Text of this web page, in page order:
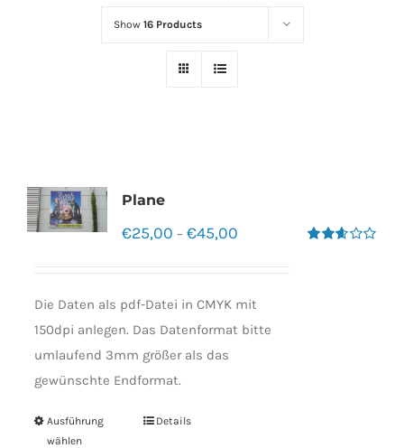
Show 16 Products
Plane
€25,00 – €45,00
Die Daten als pdf-Datei in CMYK mit
150dpi anlegen. Das Datenformat bitte
umlaufend 3mm größer als das
gewünschte Endformat.
Ausführung
wählen
Details